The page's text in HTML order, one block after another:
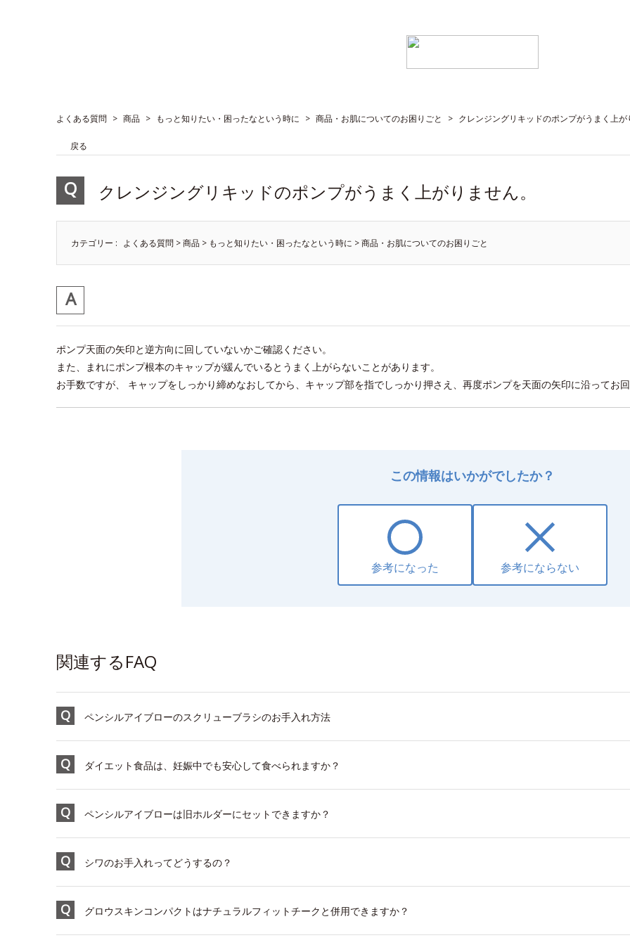
よくある質問 > 商品 > もっと知りたい・困ったなという時に > 商品・お肌についてのお困りごと > クレンジングリキッドのポンプがうまく上が
戻る
クレンジングリキッドのポンプがうまく上がりません。
カテゴリー : よくある質問 >商品 > もっと知りたい・困ったなという時に >商品・お肌についてのお困りごと
ポンプ天面の矢印と逆方向に回していないかご確認ください。
また、まれにポンプ根本のキャップが緩んでいるとうまく上がらないことがあります。
お手数ですが、 キャップをしっかり締めなおしてから、キャップ部を指でしっかり押さえ、再度ポンプを天面の矢印に沿ってお回
この情報はいかがでしたか？
参考になった 参考にならない
関連するFAQ
ペンシルアイブローのスクリューブラシのお手入れ方法
ダイエット食品は、妊娠中でも安心して食べられますか？
ペンシルアイブローは旧ホルダーにセットできますか？
シワのお手入れってどうするの？
グロウスキンコンパクトはナチュラルフィットチークと併用できますか？